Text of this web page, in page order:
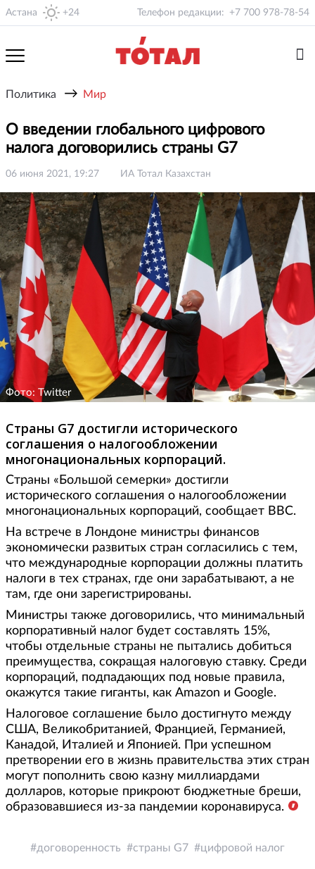
Астана +24 Телефон редакции: +7 700 978-78-54
Политика → Мир
О введении глобального цифрового
налога договорились страны G7
06 июня 2021, 19:27 ИА Тотал Казахстан
Фото: Twitter
Страны G7 достигли исторического
соглашения о налогообложении
многонациональных корпораций.
Страны «Большой семерки» достигли
исторического соглашения о налогообложении
многонациональных корпораций, сообщает ВВС.
На встрече в Лондоне министры финансов
экономически развитых стран согласились с тем,
что международные корпорации должны платить
налоги в тех странах, где они зарабатывают, а не
там, где они зарегистрированы.
Министры также договорились, что минимальный
корпоративный налог будет составлять 15%,
чтобы отдельные страны не пытались добиться
преимущества, сокращая налоговую ставку. Среди
корпораций, подпадающих под новые правила,
окажутся такие гиганты, как Amazon и Google.
Налоговое соглашение было достигнуто между
США, Великобританией, Францией, Германией,
Канадой, Италией и Японией. При успешном
претворении его в жизнь правительства этих стран
могут пополнить свою казну миллиардами
долларов, которые прикроют бюджетные бреши,
образовавшиеся из-за пандемии коронавируса.
договоренность страны G7 цифровой налог